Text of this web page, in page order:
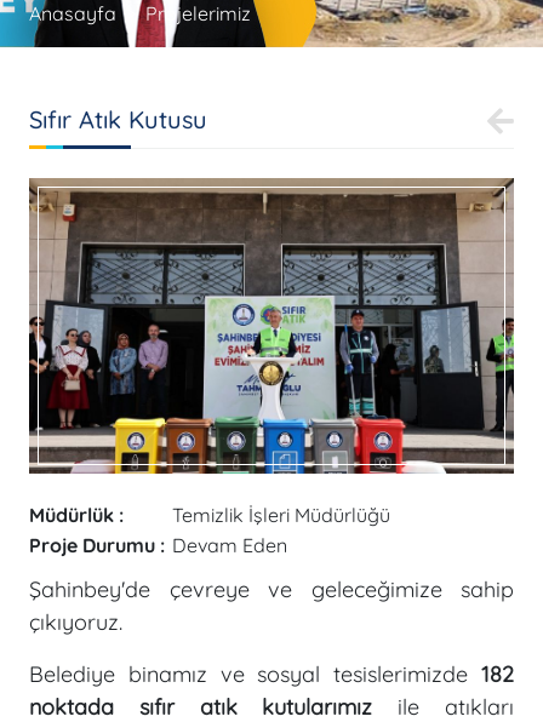
Anasayfa Projelerimiz
Sıfır Atık Kutusu
Müdürlük :
Temizlik İşleri Müdürlüğü
Proje Durumu : Devam Eden
Şahinbey'de çevreye ve geleceğimize sahip
çıkıyoruz.
Belediye binamız ve sosyal tesislerimizde 182
noktada sıfır atık kutularımız ile atıkları